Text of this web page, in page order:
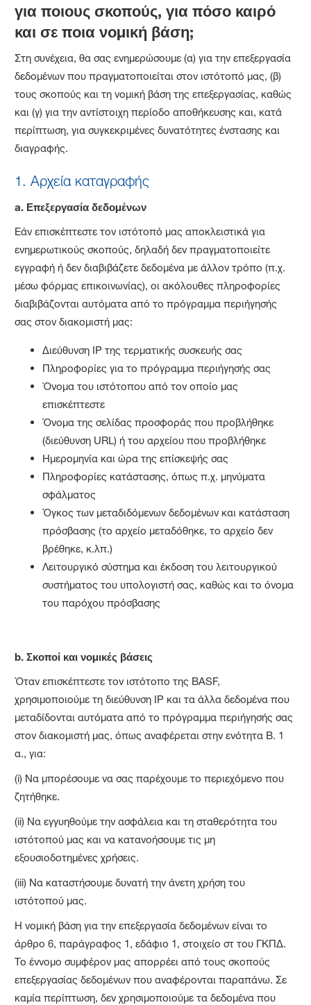
για ποιους σκοπούς, για πόσο καιρό
και σε ποια νομική βάση;
Στη συνέχεια, θα σας ενημερώσουμε (α) για την επεξεργασία
δεδομένων που πραγματοποιείται στον ιστότοπό μας, (β)
τους σκοπούς και τη νομική βάση της επεξεργασίας, καθώς
και (γ) για την αντίστοιχη περίοδο αποθήκευσης και, κατά
περίπτωση, για συγκεκριμένες δυνατότητες ένστασης και
διαγραφής.
1. Αρχεία καταγραφής
a. Επεξεργασία δεδομένων
Εάν επισκέπτεστε τον ιστότοπό μας αποκλειστικά για
ενημερωτικούς σκοπούς, δηλαδή δεν πραγματοποιείτε
εγγραφή ή δεν διαβιβάζετε δεδομένα με άλλον τρόπο (π.χ.
μέσω φόρμας επικοινωνίας), οι ακόλουθες πληροφορίες
διαβιβάζονται αυτόματα από το πρόγραμμα περιήγησής
σας στον διακομιστή μας:
Διεύθυνση IP της τερματικής συσκευής σας
Πληροφορίες για το πρόγραμμα περιήγησής σας
Όνομα του ιστότοπου από τον οποίο μας
επισκέπτεστε
Όνομα της σελίδας προσφοράς που προβλήθηκε
(διεύθυνση URL) ή του αρχείου που προβλήθηκε
Ημερομηνία και ώρα της επίσκεψής σας
Πληροφορίες κατάστασης, όπως π.χ. μηνύματα
σφάλματος
Όγκος των μεταδιδόμενων δεδομένων και κατάσταση
πρόσβασης (το αρχείο μεταδόθηκε, το αρχείο δεν
βρέθηκε, κ.λπ.)
Λειτουργικό σύστημα και έκδοση του λειτουργικού
συστήματος του υπολογιστή σας, καθώς και το όνομα
του παρόχου πρόσβασης
b.Σκοποί και νομικές βάσεις
Όταν επισκέπτεστε τον ιστότοπο της BASF,
χρησιμοποιούμε τη διεύθυνση IP και τα άλλα δεδομένα που
μεταδίδονται αυτόματα από το πρόγραμμα περιήγησής σας
στον διακομιστή μας, όπως αναφέρεται στην ενότητα Β. 1
α., για:
(i) Να μπορέσουμε να σας παρέχουμε το περιεχόμενο που
ζητήθηκε.
(ii) Να εγγυηθούμε την ασφάλεια και τη σταθερότητα του
ιστότοπού μας και να κατανοήσουμε τις μη
εξουσιοδοτημένες χρήσεις.
(iii) Να καταστήσουμε δυνατή την άνετη χρήση του
ιστότοπού μας.
Η νομική βάση για την επεξεργασία δεδομένων είναι το
άρθρο 6, παράγραφος 1, εδάφιο 1, στοιχείο στ του ΓΚΠΔ.
Το έννομο συμφέρον μας απορρέει από τους σκοπούς
επεξεργασίας δεδομένων που αναφέρονται παραπάνω. Σε
καμία περίπτωση, δεν χρησιμοποιούμε τα δεδομένα που